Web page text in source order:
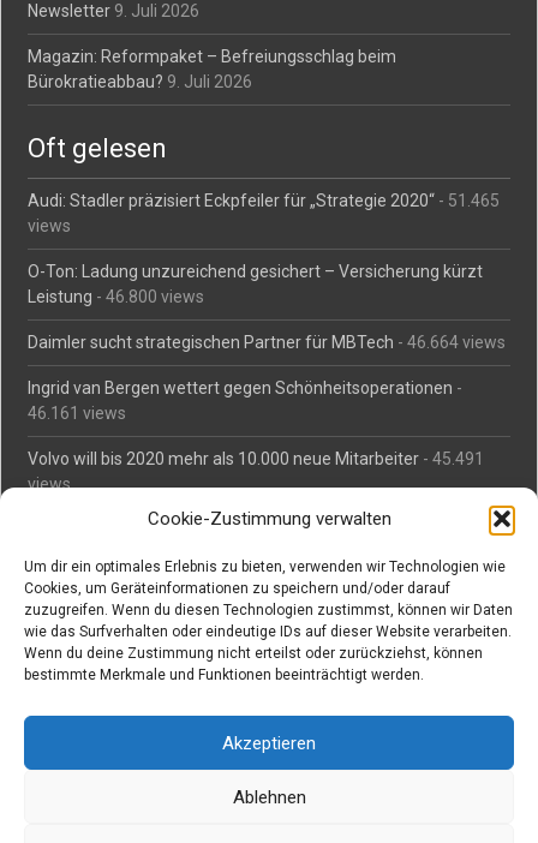
Cookie-Zustimmung verwalten
Um dir ein optimales Erlebnis zu bieten, verwenden wir Technologien wie
Cookies, um Geräteinformationen zu speichern und/oder darauf
zuzugreifen. Wenn du diesen Technologien zustimmst, können wir Daten
wie das Surfverhalten oder eindeutige IDs auf dieser Website verarbeiten.
Wenn du deine Zustimmung nicht erteilst oder zurückziehst, können
bestimmte Merkmale und Funktionen beeinträchtigt werden.
Akzeptieren
Ablehnen
Newsletter 9. Juli 2026
Magazin: Reformpaket – Befreiungsschlag beim
Bürokratieabbau? 9. Juli 2026
Oft gelesen
Audi: Stadler präzisiert Eckpfeiler für „Strategie 2020“ - 51.465
views
O-Ton: Ladung unzureichend gesichert – Versicherung kürzt
Leistung - 46.800 views
Daimler sucht strategischen Partner für MBTech - 46.664 views
Ingrid van Bergen wettert gegen Schönheitsoperationen -
46.161 views
Volvo will bis 2020 mehr als 10.000 neue Mitarbeiter - 45.491
views
Mäßiges Interesse an Daimlers MBtech- 44.716 views
O-Ton: Wer muss Schaden für abgedriftete Silvesterraketen
zahlen? - 42.379 views
Kollegengespräch: Urteile zum Grillen- 42.063 views
Suchen bei Vorabs